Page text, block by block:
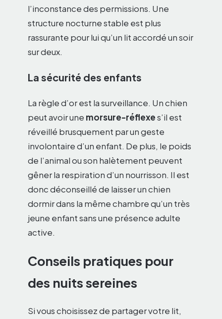
l’inconstance des permissions. Une
structure nocturne stable est plus
rassurante pour lui qu’un lit accordé un soir
sur deux.
La sécurité des enfants
La règle d’or est la surveillance. Un chien
peut avoir une morsure-réflexes’il est
réveillé brusquement par un geste
involontaire d’un enfant. De plus, le poids
de l’animal ou son halètement peuvent
gêner la respiration d’un nourrisson. Il est
donc déconseillé de laisser un chien
dormir dans la même chambre qu’un très
jeune enfant sans une présence adulte
active.
Conseils pratiques pour
des nuits sereines
Si vous choisissez de partager votre lit,